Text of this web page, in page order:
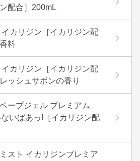
配合］200mL
カリジン［イカリジン配
料
カリジン［イカリジン配
ッシュサボンの香り
ープジェル プレミアム
いばあっ!［イカリジン配
スト イカリジンプレミア